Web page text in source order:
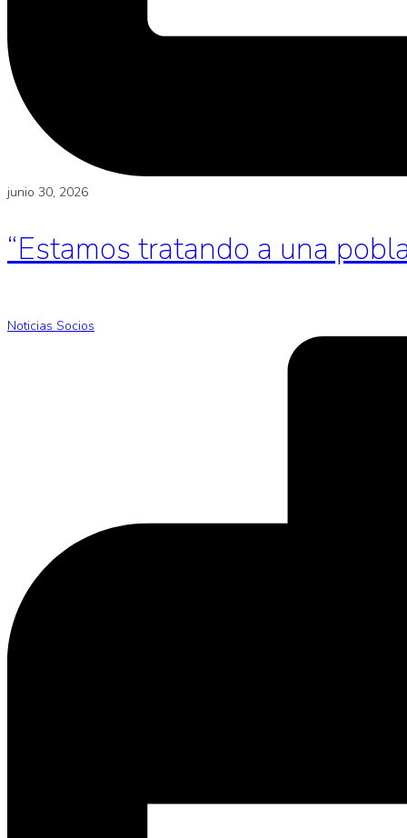
junio 30, 2026
“Estamos tratando a una
Noticias Socios